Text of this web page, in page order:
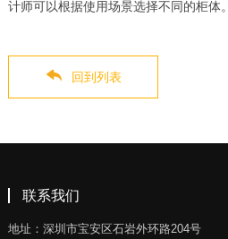
计师可以根据使用场景选择不同的柜体。
回到列表
联系我们
地址：深圳市宝安区石岩外环路204号